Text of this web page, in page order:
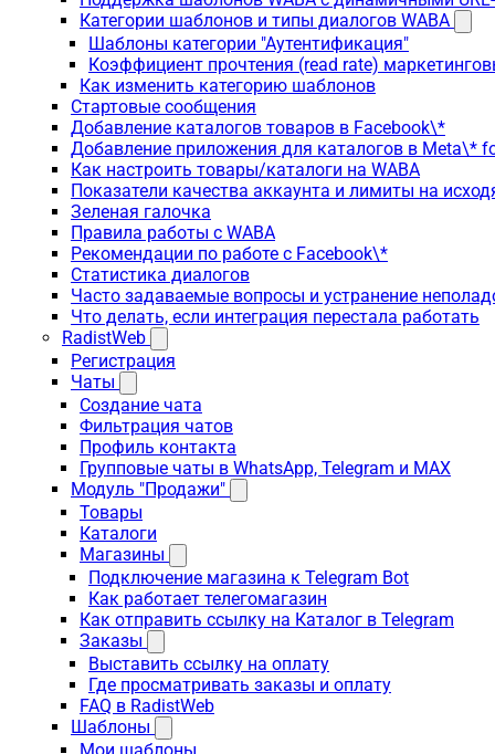
Категории шаблонов и типы диалогов WABA
Шаблоны категории "Аутентификация"
Коэффициент прочтения (read rate)
Как изменить категорию шаблонов
Стартовые сообщения
Добавление каталогов товаров в Facebook\*
Добавление приложения для каталогов в Meta\*
Как настроить товары/каталоги на WABA
Показатели качества аккаунта и лимиты на
Зеленая галочка
Правила работы с WABA
Рекомендации по работе с Facebook\*
Статистика диалогов
Часто задаваемые вопросы и устранение
Что делать, если интеграция перестала работать
RadistWeb
Регистрация
Чаты
Создание чата
Фильтрация чатов
Профиль контакта
Групповые чаты в WhatsApp, Telegram и MAX
Модуль "Продажи"
Товары
Каталоги
Магазины
Подключение магазина к Telegram Bot
Как работает телегомагазин
Как отправить ссылку на Каталог в Telegram
Заказы
Выставить ссылку на оплату
Где просматривать заказы и оплату
FAQ в RadistWeb
Шаблоны